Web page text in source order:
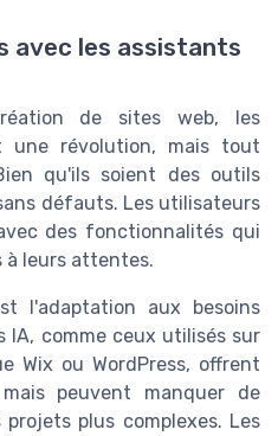
avec les assistants
de sites web, les
une révolution, mais tout
qu'ils soient des outils
défauts. Les utilisateurs
des fonctionnalités qui
à leurs attentes.
l'adaptation aux besoins
IA, comme ceux utilisés sur
Wix ou WordPress, offrent
peuvent manquer de
plus complexes. Les